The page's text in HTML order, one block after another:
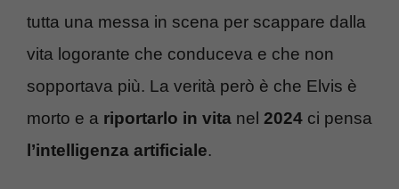
tutta una messa in scena per scappare dalla
vita logorante che conduceva e che non
sopportava più. La verità però è che Elvis è
morto e a riportarlo in vita nel 2024 ci pensa
l’intelligenza artificiale.